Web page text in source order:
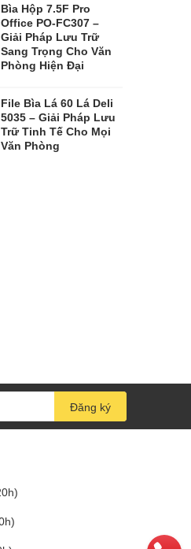
Bìa Hộp 7.5F Pro
Office PO-FC307 –
Giải Pháp Lưu Trữ
Sang Trọng Cho Văn
Phòng Hiện Đại
File Bìa Lá 60 Lá Deli
5035 – Giải Pháp Lưu
Trữ Tinh Tế Cho Mọi
Văn Phòng
Đăng ký